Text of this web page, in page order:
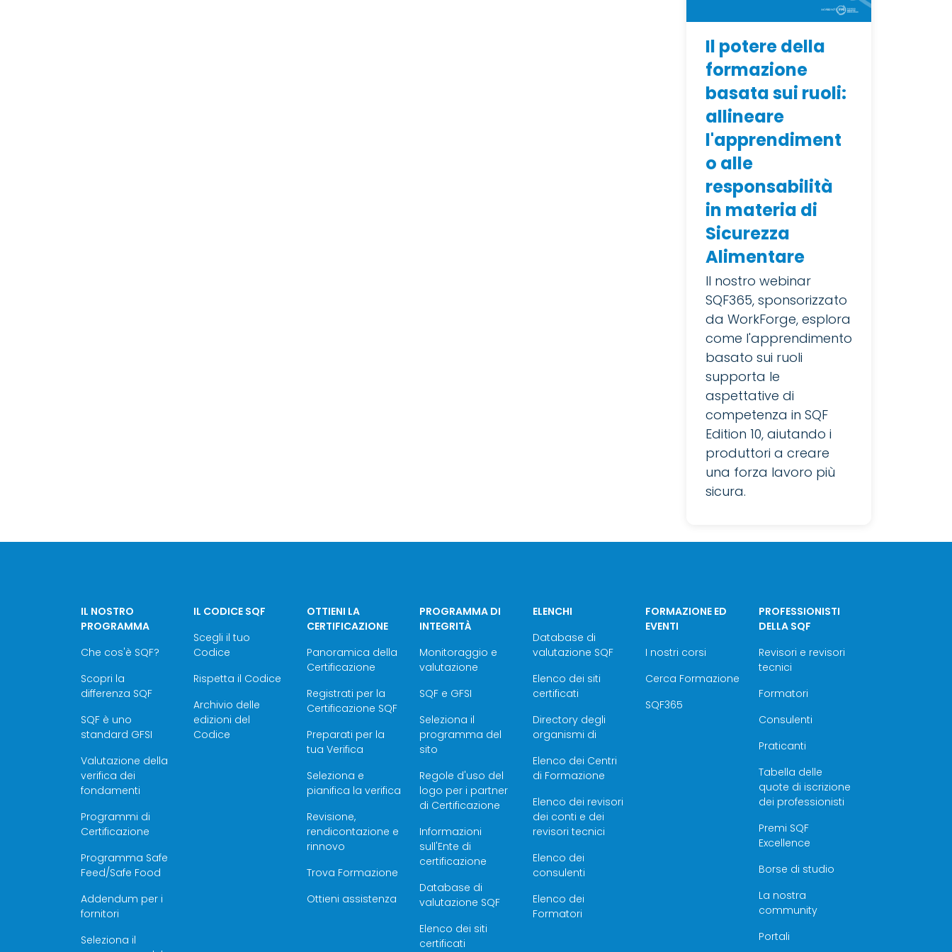
Il potere della
formazione
basata sui ruoli:
allineare
l'apprendiment
o alle
responsabilità
in materia di
Sicurezza
Alimentare
Il nostro webinar
SQF365, sponsorizzato
da WorkForge, esplora
come l'apprendimento
basato sui ruoli
supporta le
aspettative di
competenza in SQF
Edition 10, aiutando i
produttori a creare
una forza lavoro più
sicura.
IL NOSTRO
PROGRAMMA
Che cos'è SQF?
Scopri la
differenza SQF
SQF è uno
standard GFSI
Valutazione della
verifica dei
fondamenti
Programmi di
Certificazione
Programma Safe
Feed/Safe Food
Addendum per i
fornitori
Seleziona il
IL CODICE SQF
Scegli il tuo
Codice
Rispetta il Codice
Archivio delle
edizioni del
Codice
OTTIENI LA
CERTIFICAZIONE
Panoramica della
Certificazione
Registrati per la
Certificazione SQF
Preparati per la
tua Verifica
Seleziona e
pianifica la verifica
Revisione,
rendicontazione e
rinnovo
Trova Formazione
Ottieni assistenza
PROGRAMMA DI
INTEGRITÀ
Monitoraggio e
valutazione
SQF e GFSI
Seleziona il
programma del
sito
Regole d'uso del
logo per i partner
di Certificazione
Informazioni
sull'Ente di
certificazione
Database di
valutazione SQF
Elenco dei siti
certificati
ELENCHI
Database di
valutazione SQF
Elenco dei siti
certificati
Directory degli
organismi di
Elenco dei Centri
di Formazione
Elenco dei revisori
dei conti e dei
revisori tecnici
Elenco dei
consulenti
Elenco dei
Formatori
FORMAZIONE ED
EVENTI
I nostri corsi
Cerca Formazione
SQF365
PROFESSIONISTI
DELLA SQF
Revisori e revisori
tecnici
Formatori
Consulenti
Praticanti
Tabella delle
quote di iscrizione
dei professionisti
Premi SQF
Excellence
Borse di studio
La nostra
community
Portali